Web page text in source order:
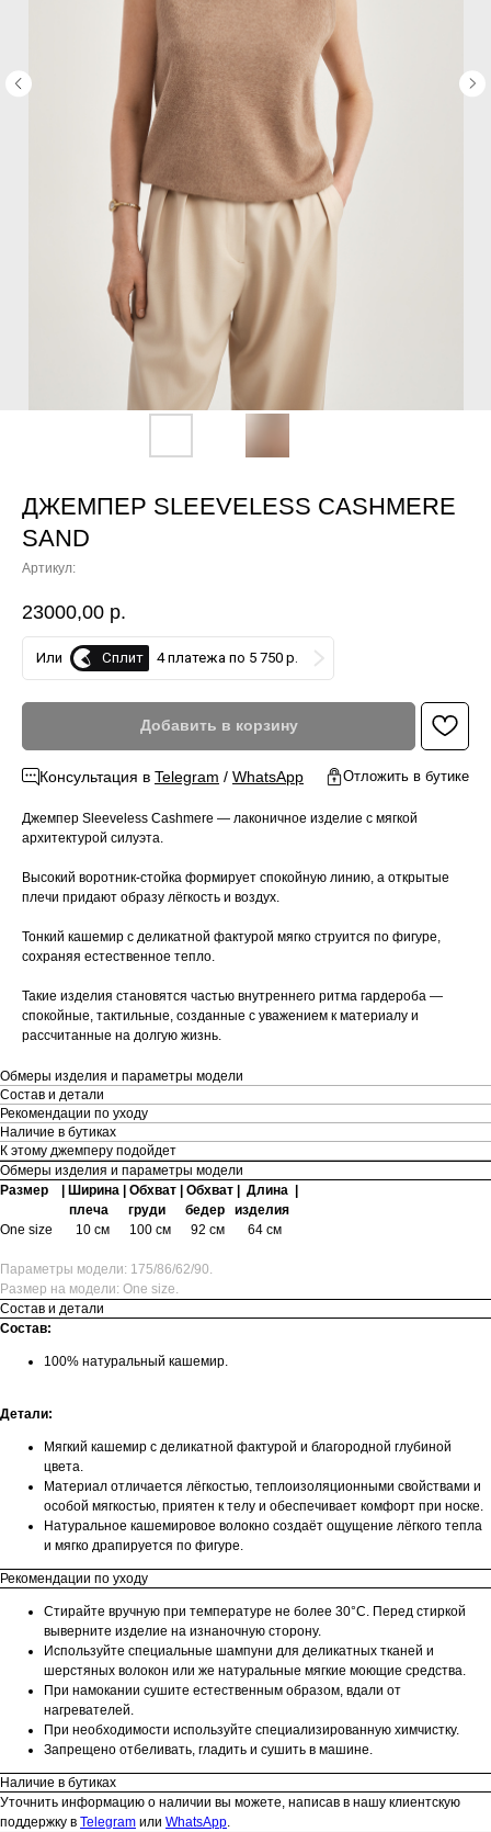
ДЖЕМПЕР SLEEVELESS CASHMERE
SAND
Артикул:
23000,00 р.
Или Сплит 4 платежа по 5 750 р.
Добавить в корзину
Консультация в Telegram / WhatsApp Отложить в бутике
Джемпер Sleeveless Cashmere — лаконичное изделие с мягкой
архитектурой силуэта.
Высокий воротник-стойка формирует спокойную линию, а открытые
плечи придают образу лёгкость и воздух.
Тонкий кашемир с деликатной фактурой мягко струится по фигуре,
сохраняя естественное тепло.
Такие изделия становятся частью внутреннего ритма гардероба —
спокойные, тактильные, созданные с уважением к материалу и
рассчитанные на долгую жизнь.
Обмеры изделия и параметры модели
Состав и детали
Рекомендации по уходу
Наличие в бутиках
К этому джемперу подойдет
Обмеры изделия и параметры модели
Размер | Ширина | Обхват | Обхват | Длина |
плеча груди бедер изделия
One size
10 см 100 см 92 см 64 см
Параметры модели: 175/86/62/90.
Размер на модели: One size.
Состав и детали
Состав:
100% натуральный кашемир.
Детали:
Мягкий кашемир с деликатной фактурой и благородной глубиной
цвета.
Материал отличается лёгкостью, теплоизоляционными свойствами и
особой мягкостью, приятен к телу и обеспечивает комфорт при носке.
Натуральное кашемировое волокно создаёт ощущение лёгкого тепла
и мягко драпируется по фигуре.
Рекомендации по уходу
Стирайте вручную при температуре не более 30°С. Перед стиркой
выверните изделие на изнаночную сторону.
Используйте специальные шампуни для деликатных тканей и
шерстяных волокон или же натуральные мягкие моющие средства.
При намокании сушите естественным образом, вдали от
нагревателей.
При необходимости используйте специализированную химчистку.
Запрещено отбеливать, гладить и сушить в машине.
Наличие в бутиках
Уточнить информацию о наличии вы можете, написав в нашу клиентскую
поддержку в Telegram или WhatsApp